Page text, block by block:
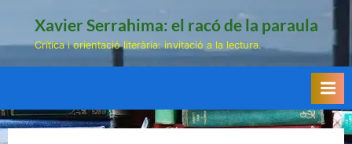
Xavier Serrahima: el racó de la paraula
Crítica i orientació literària: invitació a la lectura.